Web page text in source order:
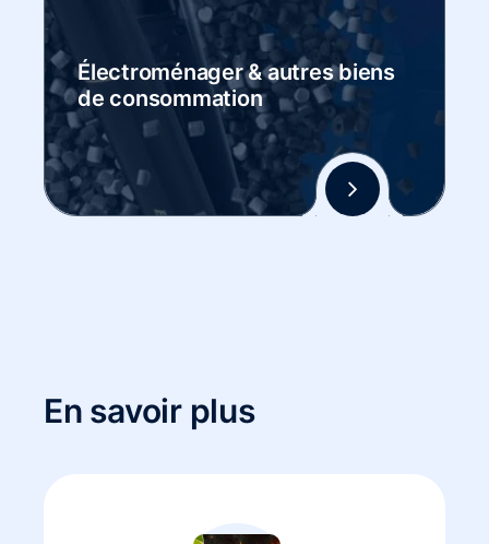
Électroménager & autres biens
de consommation
En savoir plus